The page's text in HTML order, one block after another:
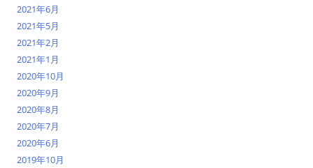
2021年6月
2021年5月
2021年2月
2021年1月
2020年10月
2020年9月
2020年8月
2020年7月
2020年6月
2019年10月